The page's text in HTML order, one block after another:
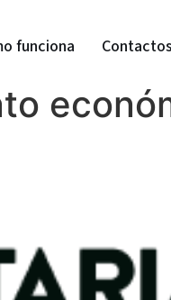
funciona Contactos